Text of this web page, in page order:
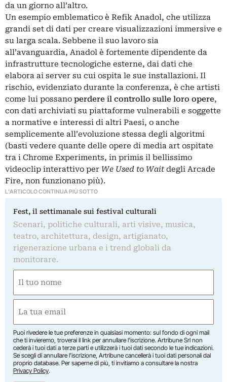
da un giorno all’altro.
Un esempio emblematico è Refik Anadol, che utilizza
grandi set di dati per creare visualizzazioni immersive e
su larga scala. Sebbene il suo lavoro sia
all’avanguardia, Anadol è fortemente dipendente da
infrastrutture tecnologiche esterne, dai dati che
elabora ai server su cui ospita le sue installazioni. Il
rischio, evidenziato durante la conferenza, è che artisti
come lui possano perdere il controllo sulle loro opere,
con dati archiviati su piattaforme vulnerabili e soggette
a normative e interessi di altri Paesi, o anche
semplicemente all’evoluzione stessa degli algoritmi
(basti vedere quante delle opere di media art ospitate
tra i Chrome Experiments, in primis il bellissimo
videoclip interattivo per We Used to Wait degli Arcade
Fire, non funzionano più).
L'ARTICOLO CONTINUA PIÙ SOTTO
Fest, il settimanale sui festival culturali
Scenari, politiche culturali, arti visive, musica,
teatro, architettura, design, artigianato,
rigenerazione urbana e i trend globali da
monitorare.
(Required)
First
(Required)
Puoi rivedere le tue preferenze in qualsiasi momento: sul fondo di ogni mail
che ti invieremo, troverai il link per annullare l’iscrizione. Artribune Srl non
cederà i tuoi dati a terze parti e utilizzerà i tuoi dati secondo le tue indicazioni.
Se scegli di annullare l’iscrizione, Artribune cancellerà i tuoi dati personali dal
proprio database. Per saperne di più, ti invitiamo a consultare la nostra
Privacy Policy.